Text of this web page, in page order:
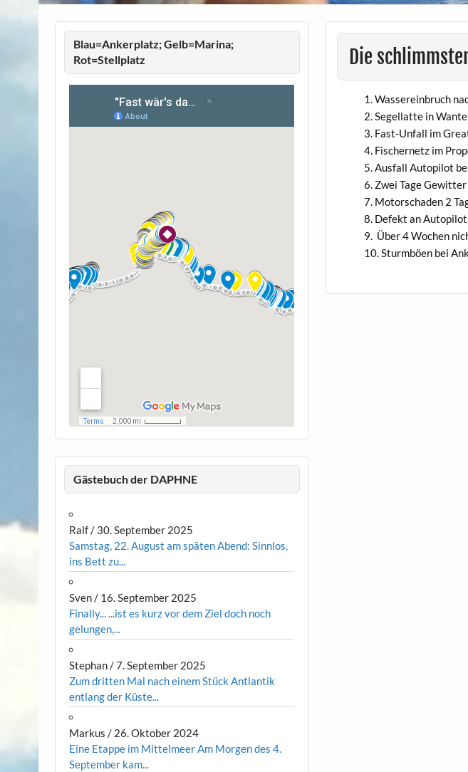
Die
Wassereinbruch
Segellatte in
Fast-Unfall im
Fischernetz im
Ausfall Autopilot
Zwei Tage
Motorschaden 2
Defekt an
Über 4 Wochen
Sturmböen bei
Blau=Ankerplatz; Gelb=Marina;
Rot=Stellplatz
Gästebuch der DAPHNE
Ralf/ 30. September 2025
Samstag, 22. August am späten Abend: Sinnlos,
ins Bett zu...
Sven/ 16. September 2025
Finally... ...ist es kurz vor dem Ziel doch noch
gelungen,...
Stephan/7. September 2025
Zum dritten Mal nach einem Stück Antlantik
entlang der Küste...
Markus / 26. Oktober 2024
Eine Etappe im Mittelmeer Am Morgen des 4.
September kam...